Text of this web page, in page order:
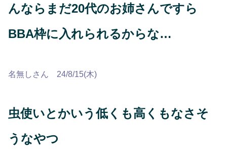
んならまだ20代のお姉さんですら
BBA枠に入れられるからな…
名無しさん 24/8/15(木)
虫使いとかいう低くも高くもなさそ
うなやつ